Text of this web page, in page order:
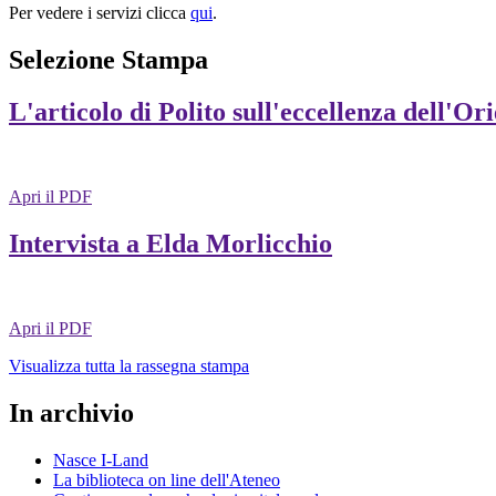
Per vedere i servizi clicca qui.
Selezione Stampa
L'articolo di Polito sull'eccellenza
Apri il PDF
Intervista a Elda Morlicchio
Apri il PDF
Visualizza tutta la rassegna stampa
In archivio
Nasce I-Land
La biblioteca on line dell'Ateneo